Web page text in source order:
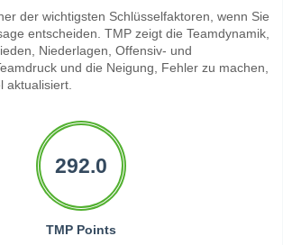
der wichtigsten Schlüsselfaktoren, wenn Sie
entscheiden. TMP zeigt die Teamdynamik,
Niederlagen, Offensiv- und
und die Neigung, Fehler zu machen,
aktualisiert.
292.0
TMP Points